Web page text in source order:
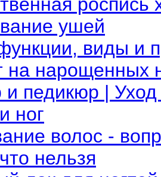
ушей
виды и
на нарощенных
педикюр | Уход
ног
волос -
нельзя